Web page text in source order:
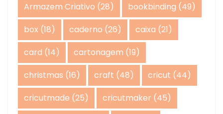
Armazem Criativo (28) bookbinding (49)
box (18) caderno (26) caixa (21)
card (14) cartonagem (19)
christmas (16) craft (48) cricut (44)
cricutmade (25) cricutmaker (45)